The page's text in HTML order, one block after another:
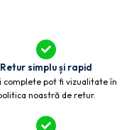
Retur simplu și rapid
complete pot fi vizualitate în
noastră de retur.